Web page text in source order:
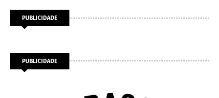
PUBLICIDADE
PUBLICIDADE